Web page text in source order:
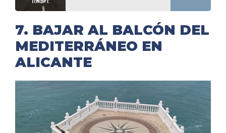
7. BAJAR AL BALCÓN DEL
MEDITERRÁNEO EN
ALICANTE